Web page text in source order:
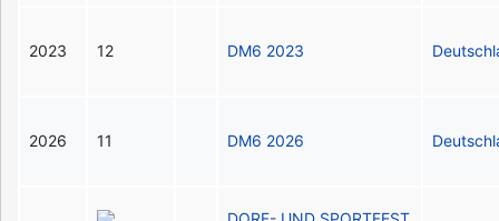
2023 12 DM6 2023
2026 11 DM6 2026